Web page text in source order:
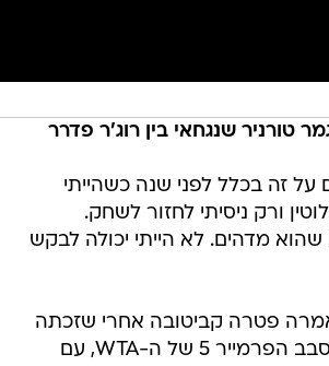
טורניר שנגחאי בין רוג'ר פדרר
על זה בכלל לפני שנה כשהייתי
ורק ניסיתי לחזור לשחק.
מדהים. לא הייתי יכולה לבקש
פטרה קביטובה אחרי שזכתה
בטורניר דוחא מסבב הפרמייר 5 של ה-WTA, עם